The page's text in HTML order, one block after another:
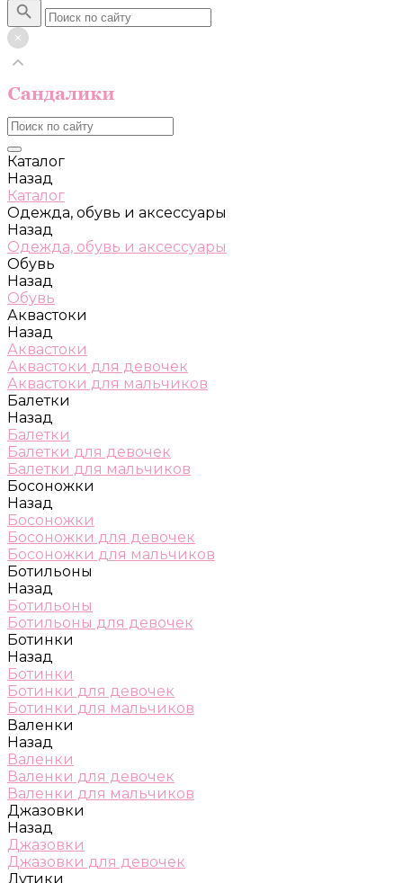
Каталог
Назад
Каталог
Одежда, обувь и аксессуары
Назад
Одежда, обувь и аксессуары
Обувь
Назад
Обувь
Аквастоки
Назад
Аквастоки
Аквастоки для девочек
Аквастоки для мальчиков
Балетки
Назад
Балетки
Балетки для девочек
Балетки для мальчиков
Босоножки
Назад
Босоножки
Босоножки для девочек
Босоножки для мальчиков
Ботильоны
Назад
Ботильоны
Ботильоны для девочек
Ботинки
Назад
Ботинки
Ботинки для девочек
Ботинки для мальчиков
Валенки
Назад
Валенки
Валенки для девочек
Валенки для мальчиков
Джазовки
Назад
Джазовки
Джазовки для девочек
Дутики